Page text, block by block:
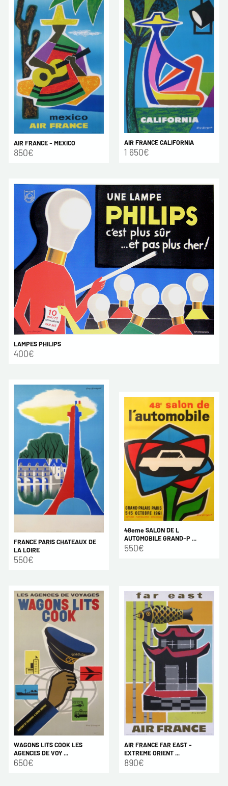
AIR FRANCE - MEXICO
850€
AIR FRANCE CALIFORNIA
1 650€
LAMPES PHILIPS
400€
FRANCE PARIS CHATEAUX DE
LA LOIRE
550€
48eme SALON DE L
AUTOMOBILE GRAND-P ...
550€
WAGONS LITS COOK LES
AGENCES DE VOY ...
650€
AIR FRANCE FAR EAST -
EXTREME ORIENT ...
890€